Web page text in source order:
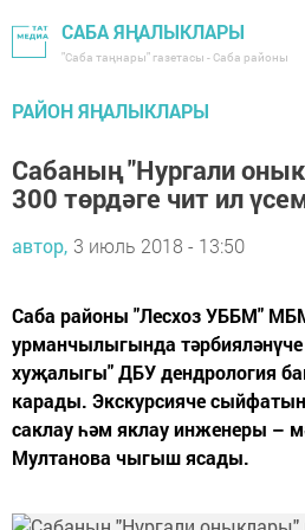
САБА ЯҢАЛЫКЛАРЫ
"Саба таңнары" газетасы - Саба районы
РАЙОН ЯҢАЛЫКЛАРЫ
Сабаның "Нургали
300 төрдәге чит ил
автор, 3 июль 2018 - 13:50
Саба районы "Лесхоз УББМ"
урманчылыгында
хуҗалыгы" ДБУ дендрология
карады. Экскурсияче
саклау һәм яклау инженеры –
Мултанова чыгыш ясады.